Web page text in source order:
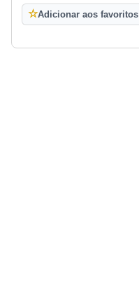
☆Adicionar aos favoritos